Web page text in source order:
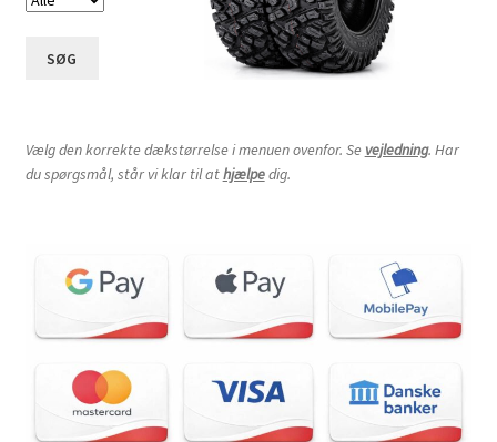
SØG
Vælg den korrekte dækstørrelse i menuen ovenfor. Se vejledning. Har
du spørgsmål, står vi klar til athjælpedig.